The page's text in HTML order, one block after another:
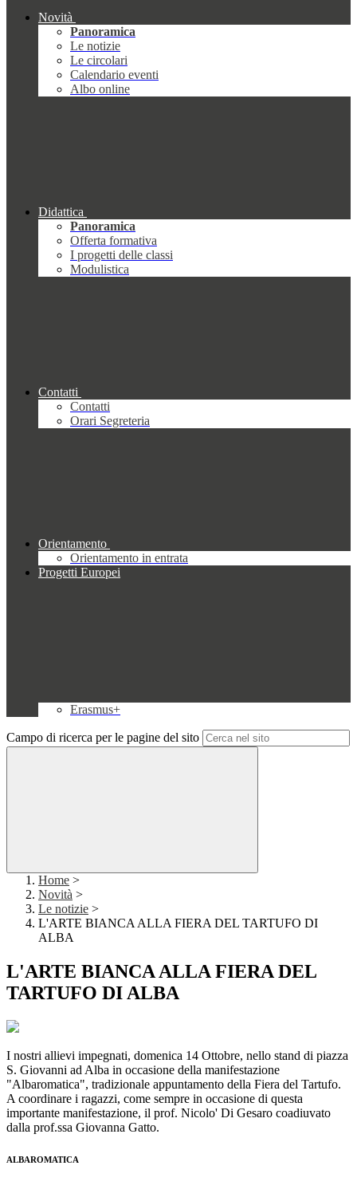
Novità
Panoramica
Le notizie
Le circolari
Calendario eventi
Albo online
Didattica
Panoramica
Offerta formativa
I progetti delle classi
Modulistica
Contatti
Contatti
Orari Segreteria
Orientamento
Orientamento in entrata
Progetti Europei
Erasmus+
Campo di ricerca per le pagine del sito
Home >
Novità >
Le notizie >
L'ARTE BIANCA ALLA FIERA DEL TARTUFO DI
ALBA
L'ARTE BIANCA ALLA FIERA DEL
TARTUFO DI ALBA
I nostri allievi impegnati, domenica 14 Ottobre, nello stand di piazza
S. Giovanni ad Alba in occasione della manifestazione
"Albaromatica", tradizionale appuntamento della Fiera del Tartufo.
A coordinare i ragazzi, come sempre in occasione di questa
importante manifestazione, il prof. Nicolo' Di Gesaro coadiuvato
dalla prof.ssa Giovanna Gatto.
ALBAROMATICA